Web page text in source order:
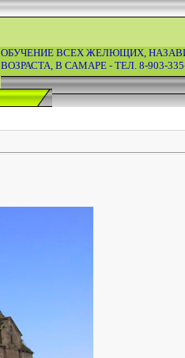
ОБУЧЕНИЕ ВСЕХ ЖЕЛЮЩИХ,
ВОЗРАСТА, В САМАРЕ - ТЕЛ. 8-903-